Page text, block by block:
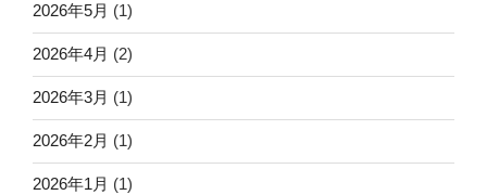
2026年5月 (1)
2026年4月 (2)
2026年3月 (1)
2026年2月 (1)
2026年1月 (1)